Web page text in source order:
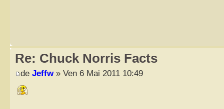
Re: Chuck Norris Facts
de Jeffw» Ven 6 Mai 2011 10:49